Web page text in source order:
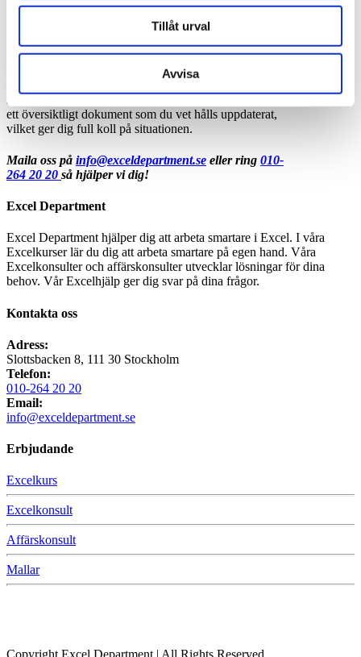
Tillåt urval
Avvisa
Behöver du en tydlig översikt över alla pågående
projekt inom organisationen? Med denna modell
uppdaterar varje enskilt projekts fil automatiskt mot en
masterfil, så att du får en tydlig översikt över var i
schemaläggning och löpande budgetrapportering, allt i
ett översiktligt dokument som du vet hålls uppdaterat,
vilket ger dig full koll på situationen.
Maila oss på info@exceldepartment.se eller ring 010-
264 20 20 så hjälper vi dig!
Excel Department
Excel Department hjälper dig att arbeta smartare i Excel. I våra
Excelkurser lär du dig att arbeta smartare på egen hand. Våra
Excelkonsulter och affärskonsulter utvecklar lösningar för dina
behov. Vår Excelhjälp ger dig svar på dina frågor.
Kontakta oss
Adress:
Slottsbacken 8, 111 30 Stockholm
Telefon:
010-264 20 20
Email:
info@exceldepartment.se
Erbjudande
Excelkurs
Excelkonsult
Affärskonsult
Mallar